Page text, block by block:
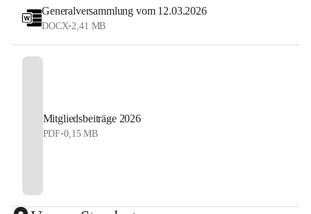
Jetzt anmelden und Tennis, Kulinarik und
Sommerstimmung erleben!
#allyouneedisballs
Generalversammlung vom 12.03.2026
DOCX•2,41 MB
Mitgliedsbeiträge 2026
PDF•0,15 MB